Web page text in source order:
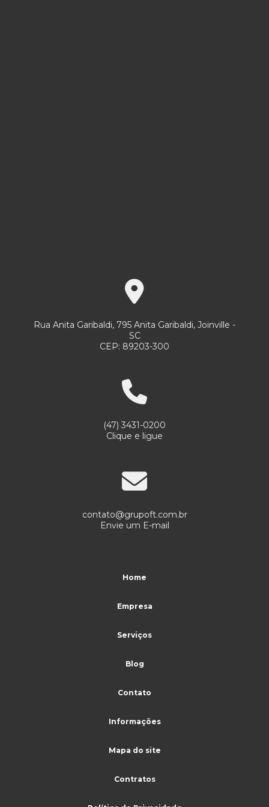
Serviços de limpeza e conservação empresas
Serviços de limpeza e jardinagem
Serviços de portaria 24 horas
Serviços de portaria limpeza e conservação
Serviços de portaria remota
Serviços de portaria e vigilância
Serviços de terceirização de portaria
Serviços terceirizados de portaria e limpeza
Terceirização de limpeza para condomínio
Terceirização de limpeza preço
Rua Anita Garibaldi, 795 Anita Garibaldi, Joinville -
SC
CEP: 89203-300
(47) 3431-0200
Clique e ligue
contato@grupoft.com.br
Envie um E-mail
Home
Empresa
Serviços
Blog
Contato
Informações
Mapa do site
Contratos